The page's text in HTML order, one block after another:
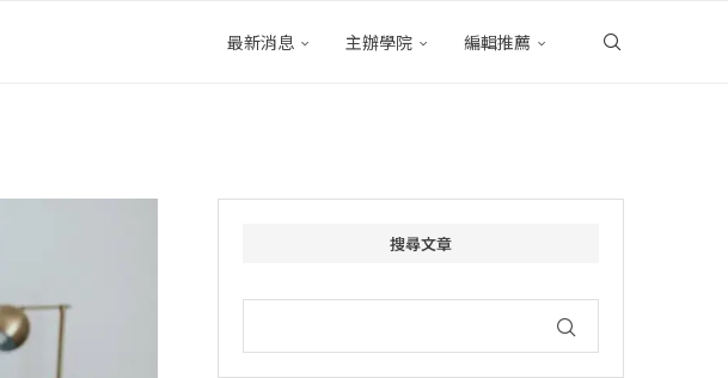
最新消息 主辦學院 編輯推薦
搜尋文章